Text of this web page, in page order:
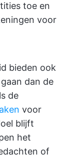
toe en
voor
bieden ook
dan de
de
voor
blijft
het
of